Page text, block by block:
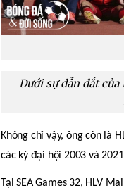
Dưới sự dẫn dắt
Không chỉ vậy, ông còn là
các kỳ đại hội 2003 và
Tại SEA Games 32, HLV